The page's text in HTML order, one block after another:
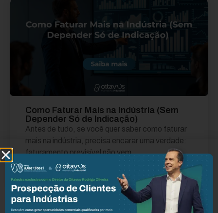
Como Faturar Mais na Indústria (Sem
Depender Só de Indicação)
Antes de tudo, se você quer saber como faturar
mais na indústria, precisa encarar uma verdade:
faturamento previsível não vem...
Leia mais